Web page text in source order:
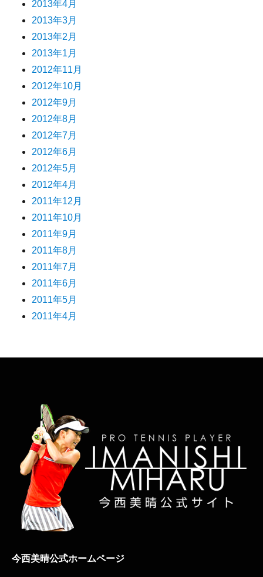
2013年4月
2013年3月
2013年2月
2013年1月
2012年11月
2012年10月
2012年9月
2012年8月
2012年7月
2012年6月
2012年5月
2012年4月
2011年12月
2011年10月
2011年9月
2011年8月
2011年7月
2011年6月
2011年5月
2011年4月
今西美晴公式ホームページ